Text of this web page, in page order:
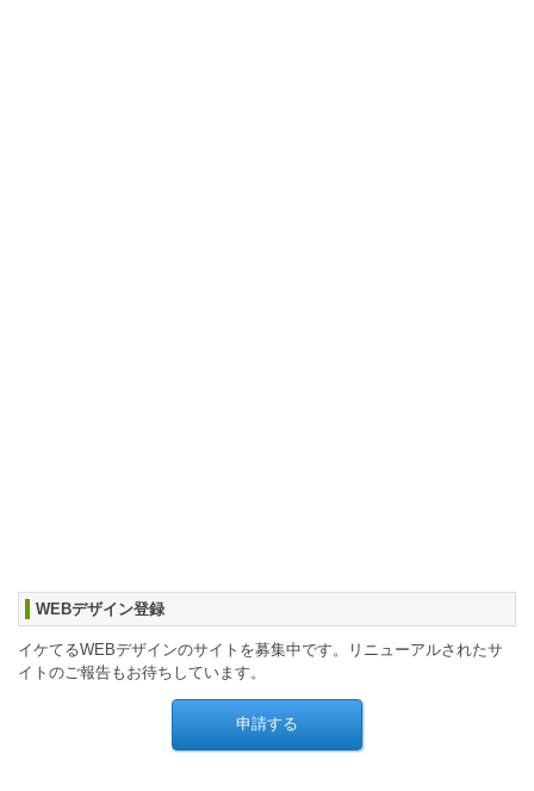
WEBデザイン登録
イケてるWEBデザインのサイトを募集中です。リニューアルされたサ
イトのご報告もお待ちしています。